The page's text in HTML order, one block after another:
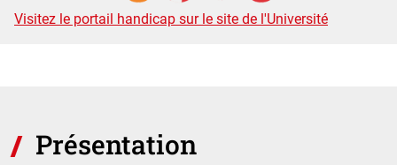
Visitez le portail handicap sur le site de l'Université
Présentation